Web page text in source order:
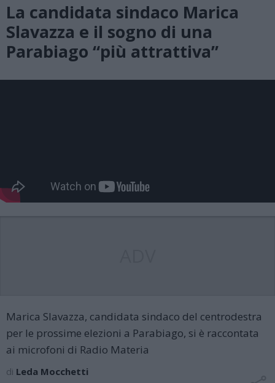
La candidata sindaco Marica
Slavazza e il sogno di una
Parabiago “più attrattiva”
Marica Slavazza, candidata sindaco del centrodestra
per le prossime elezioni a Parabiago, si è raccontata
ai microfoni di Radio Materia
di Leda Mocchetti